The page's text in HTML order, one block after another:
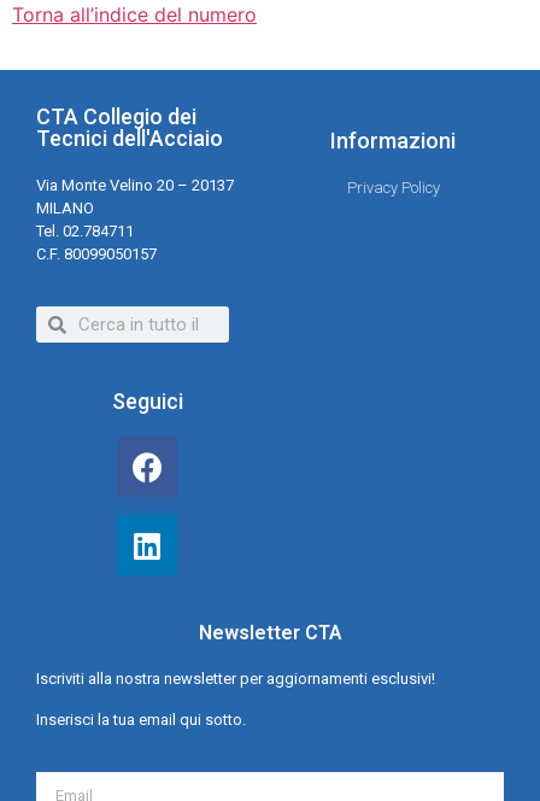
Torna all’indice del numero
CTA Collegio dei
Tecnici dell'Acciaio
Via Monte Velino 20 – 20137
MILANO
Tel. 02.784711
C.F. 80099050157
Informazioni
Privacy Policy
Seguici
Newsletter CTA
Iscriviti alla nostra newsletter per aggiornamenti esclusivi!
Inserisci la tua email qui sotto.